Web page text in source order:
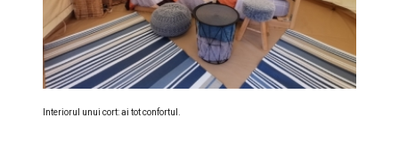
Interiorul unui cort: ai tot confortul.